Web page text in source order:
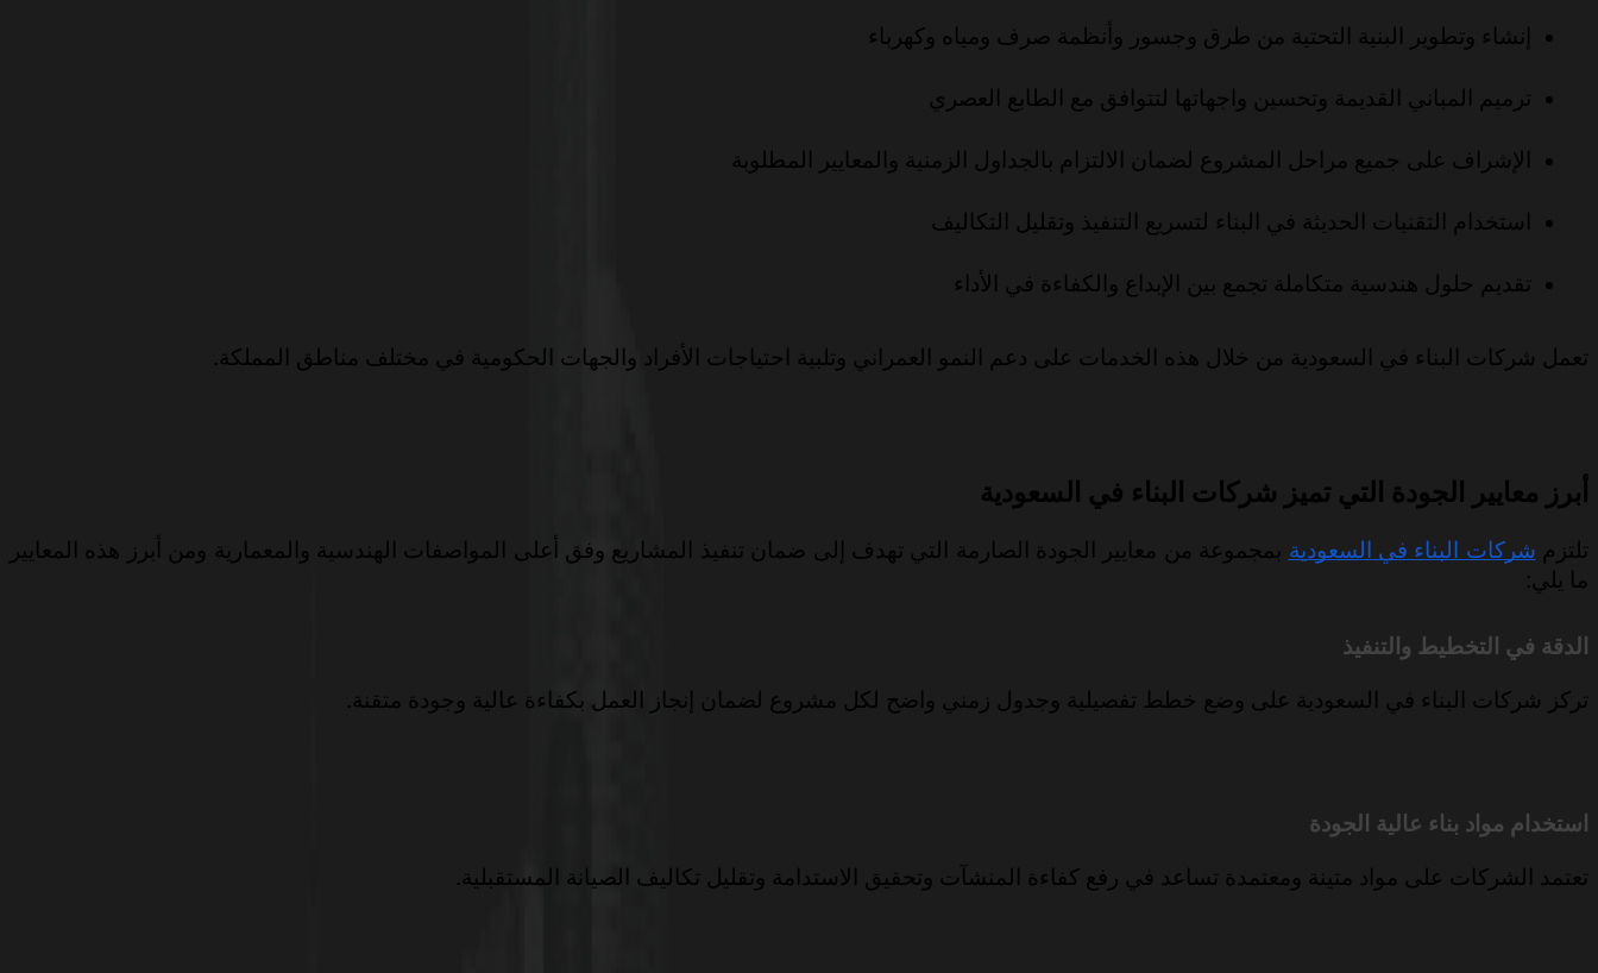
إنشاء وتطوير البنية التحتية من طرق وجسور وأنظمة صرف ومياه وكهرباء
ترميم المباني القديمة وتحسين واجهاتها لتتوافق مع الطابع العصري
الإشراف على جميع مراحل المشروع لضمان الالتزام بالجداول الزمنية والمعايير المطلوبة
استخدام التقنيات الحديثة في البناء لتسريع التنفيذ وتقليل التكاليف
تقديم حلول هندسية متكاملة تجمع بين الإبداع والكفاءة في الأداء
تعمل شركات البناء في السعودية من خلال هذه الخدمات على دعم النمو العمراني وتلبية احتياجات الأفراد والجهات الحكومية في مختلف مناطق المملكة.
أبرز معايير الجودة التي تميز شركات البناء في السعودية
تلتزم شركات البناء في السعودية بمجموعة من معايير الجودة الصارمة التي تهدف إلى ضمان تنفيذ المشاريع وفق أعلى المواصفات الهندسية والمعمارية ومن أبرز هذه المعايير
ما يلي:
الدقة في التخطيط والتنفيذ
تركز شركات البناء في السعودية على وضع خطط تفصيلية وجدول زمني واضح لكل مشروع لضمان إنجاز العمل بكفاءة عالية وجودة متقنة.
استخدام مواد بناء عالية الجودة
تعتمد الشركات على مواد متينة ومعتمدة تساعد في رفع كفاءة المنشآت وتحقيق الاستدامة وتقليل تكاليف الصيانة المستقبلية.